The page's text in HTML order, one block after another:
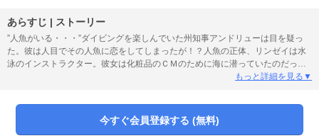
あらすじ | ストーリー
”人魚がいる・・・”ダイビングを楽しんでいた州知事アンドリューは目を疑っ
た。彼は人目でその人魚に恋をしてしまったが！？人魚の正体、リンゼイは水
泳のインストラクター。彼女は化粧品のＣＭのために海に潜っていたのだっ
た。何とか人魚をつかまえようとするアンドリューとリンゼイの恋が動き始め
もっと詳細を見る▼
今すぐ会員登録する (無料)